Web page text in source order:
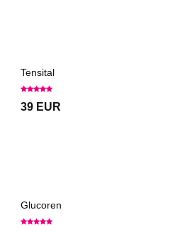
Tensital
39 EUR
Glucoren